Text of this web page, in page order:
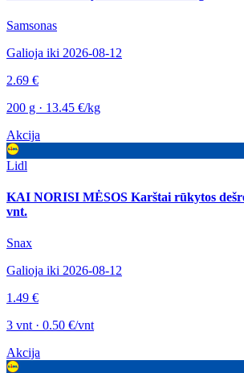
Samsonas
Galioja iki 2026-08-12
2.69 €
200 g · 13.45 €/kg
Akcija
Lidl
KAI NORISI MĖSOS Karštai rūkytos
vnt.
Snax
Galioja iki 2026-08-12
1.49 €
3 vnt · 0.50 €/vnt
Akcija